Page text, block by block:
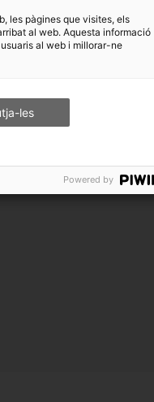
h; dilluns, tancat
les pàgines que visites, els
al web. Aquesta informació
al web i millorar-ne
les
Powered by